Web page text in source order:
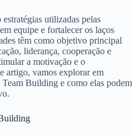
utilizadas pelas
equipe e fortalecer os laços
têm como objetivo principal
liderança, cooperação e
a motivação e o
artigo, vamos explorar em
Building e como elas podem